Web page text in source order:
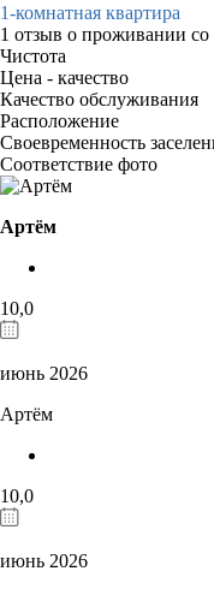
1-комнатная квартира
1 отзыв о проживании со
Чистота
Цена - качество
Качество обслуживания
Расположение
Своевременность
Соответствие фото
Артём
10,0
июнь 2026
Артём
10,0
июнь 2026